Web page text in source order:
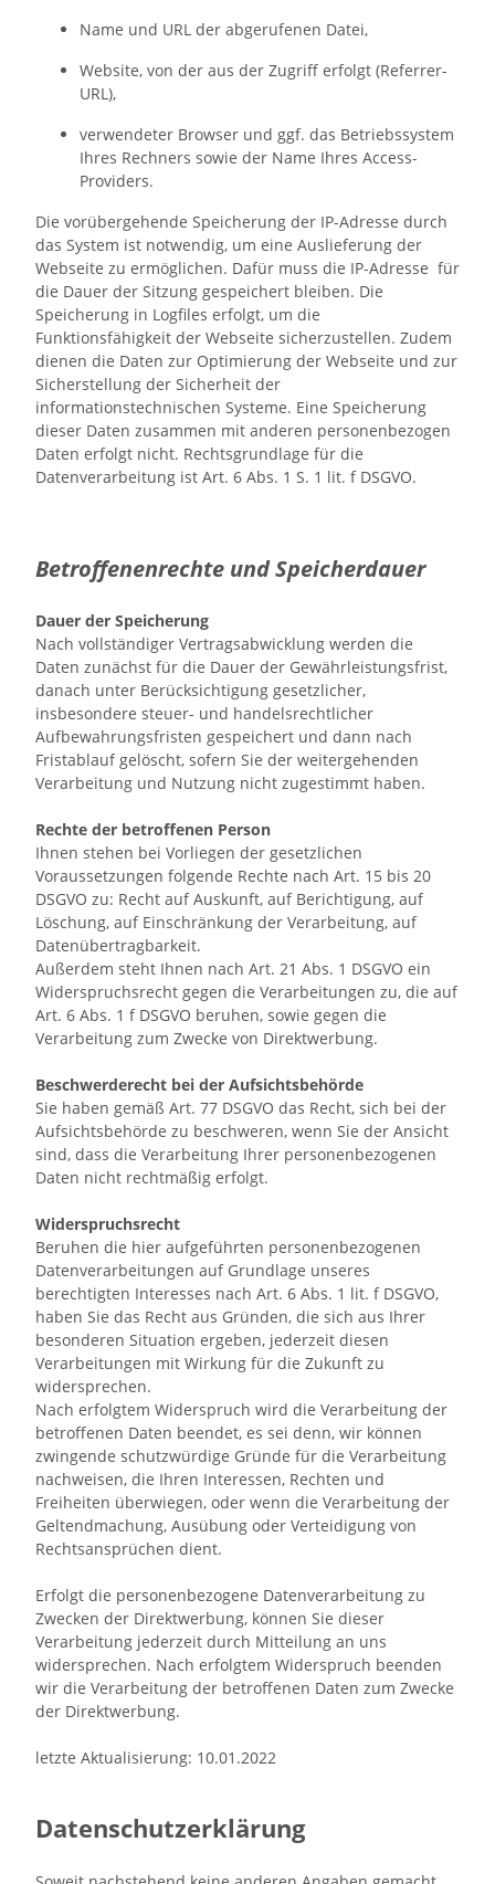
Name und URL der abgerufenen Datei,
Website, von der aus der Zugriff erfolgt (Referrer-
URL),
verwendeter Browser und ggf. das Betriebssystem
Ihres Rechners sowie der Name Ihres Access-
Providers.
Die vorübergehende Speicherung der IP-Adresse durch
das System ist notwendig, um eine Auslieferung der
Webseite zu ermöglichen. Dafür muss die IP-Adresse für
die Dauer der Sitzung gespeichert bleiben. Die
Speicherung in Logfiles erfolgt, um die
Funktionsfähigkeit der Webseite sicherzustellen. Zudem
dienen die Daten zur Optimierung der Webseite und zur
Sicherstellung der Sicherheit der
informationstechnischen Systeme. Eine Speicherung
dieser Daten zusammen mit anderen personenbezogen
Daten erfolgt nicht. Rechtsgrundlage für die
Datenverarbeitung ist Art. 6 Abs. 1 S. 1 lit. f DSGVO.
Betroffenenrechte und Speicherdauer
Dauer der Speicherung
Nach vollständiger Vertragsabwicklung werden die
Daten zunächst für die Dauer der Gewährleistungsfrist,
danach unter Berücksichtigung gesetzlicher,
insbesondere steuer- und handelsrechtlicher
Aufbewahrungsfristen gespeichert und dann nach
Fristablauf gelöscht, sofern Sie der weitergehenden
Verarbeitung und Nutzung nicht zugestimmt haben.
Rechte der betroffenen Person
Ihnen stehen bei Vorliegen der gesetzlichen
Voraussetzungen folgende Rechte nach Art. 15 bis 20
DSGVO zu: Recht auf Auskunft, auf Berichtigung, auf
Löschung, auf Einschränkung der Verarbeitung, auf
Datenübertragbarkeit.
Außerdem steht Ihnen nach Art. 21 Abs. 1 DSGVO ein
Widerspruchsrecht gegen die Verarbeitungen zu, die auf
Art. 6 Abs. 1 f DSGVO beruhen, sowie gegen die
Verarbeitung zum Zwecke von Direktwerbung.
Beschwerderecht bei der Aufsichtsbehörde
Sie haben gemäß Art. 77 DSGVO das Recht, sich bei der
Aufsichtsbehörde zu beschweren, wenn Sie der Ansicht
sind, dass die Verarbeitung Ihrer personenbezogenen
Daten nicht rechtmäßig erfolgt.
Widerspruchsrecht
Beruhen die hier aufgeführten personenbezogenen
Datenverarbeitungen auf Grundlage unseres
berechtigten Interesses nach Art. 6 Abs. 1 lit. f DSGVO,
haben Sie das Recht aus Gründen, die sich aus Ihrer
besonderen Situation ergeben, jederzeit diesen
Verarbeitungen mit Wirkung für die Zukunft zu
widersprechen.
Nach erfolgtem Widerspruch wird die Verarbeitung der
betroffenen Daten beendet, es sei denn, wir können
zwingende schutzwürdige Gründe für die Verarbeitung
nachweisen, die Ihren Interessen, Rechten und
Freiheiten überwiegen, oder wenn die Verarbeitung der
Geltendmachung, Ausübung oder Verteidigung von
Rechtsansprüchen dient.
Erfolgt die personenbezogene Datenverarbeitung zu
Zwecken der Direktwerbung, können Sie dieser
Verarbeitung jederzeit durch Mitteilung an uns
widersprechen. Nach erfolgtem Widerspruch beenden
wir die Verarbeitung der betroffenen Daten zum Zwecke
der Direktwerbung.
letzte Aktualisierung: 10.01.2022
Datenschutzerklärung